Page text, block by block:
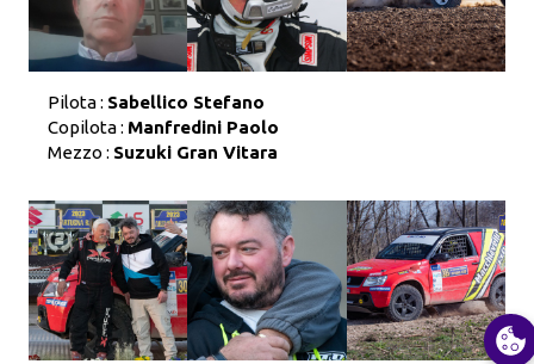
Pilota : Sabellico Stefano
Copilota : Manfredini Paolo
Mezzo : Suzuki Gran Vitara